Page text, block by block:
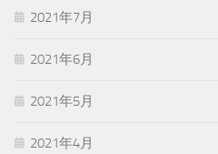
2021年7月
2021年6月
2021年5月
2021年4月